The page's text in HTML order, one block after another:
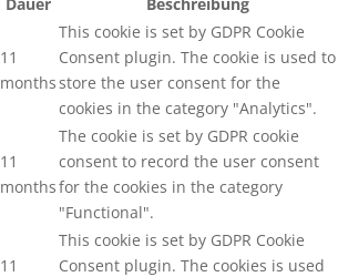
11
months
This cookie is set by GDPR Cookie
Consent plugin. The cookie is used to
store the user consent for the
cookies in the category "Analytics".
11
months
The cookie is set by GDPR cookie
consent to record the user consent
for the cookies in the category
"Functional".
11
This cookie is set by GDPR Cookie
Consent plugin. The cookies is used